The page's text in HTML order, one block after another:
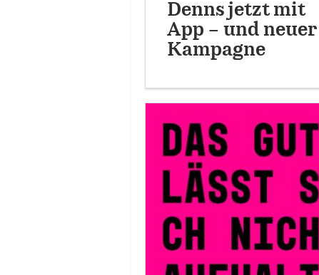
Denns jetzt mit
App – und neuer
Kampagne